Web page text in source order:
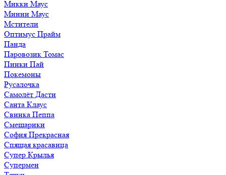
Микки Маус
Минни Маус
Мстители
Оптимус Прайм
Панда
Паровозик Томас
Пинки Пай
Покемоны
Русалочка
Самолёт Дасти
Санта Клаус
Свинка Пеппа
Смешарики
София Прекрасная
Спящая красавица
Супер Крылья
Супермен